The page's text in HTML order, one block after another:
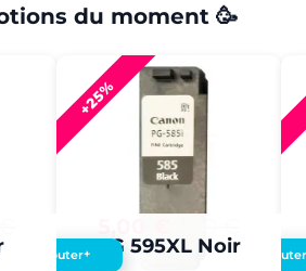
du moment 🥳
+25%
PG 595XL Noir
Ajouter+